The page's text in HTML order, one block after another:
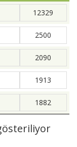
12329
2500
2090
1913
1882